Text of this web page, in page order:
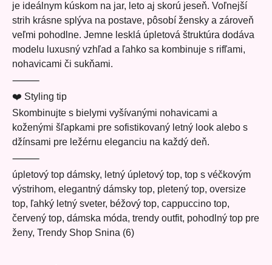
je ideálnym kúskom na jar, leto aj skorú jeseň. Voľnejší
strih krásne splýva na postave, pôsobí žensky a zároveň
veľmi pohodlne. Jemne lesklá úpletová štruktúra dodáva
modelu luxusný vzhľad a ľahko sa kombinuje s rifľami,
nohavicami či sukňami.
⸻
❤️ Styling tip
Skombinujte s bielymi vyšívanými nohavicami a
koženými šľapkami pre sofistikovaný letný look alebo s
džínsami pre ležérnu eleganciu na každý deň.
⸻
úpletový top dámsky, letný úpletový top, top s véčkovým
výstrihom, elegantný dámsky top, pletený top, oversize
top, ľahký letný sveter, béžový top, cappuccino top,
červený top, dámska móda, trendy outfit, pohodlný top pre
ženy, Trendy Shop Snina (6)